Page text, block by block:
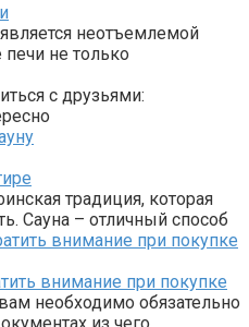
неотъемлемой
не только
с друзьями:
традиция, которая
Сауна – отличный способ
внимание при покупке
необходимо обязательно